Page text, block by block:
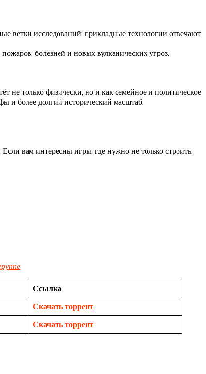
ветки исследований: прикладные технологии отвечают
болезней и новых вулканических угроз.
не только физически, но и как семейное и политическое
и более долгий исторический масштаб.
вам интересны игры, где нужно не только строить,
Ссылка
Скачать торрент
Скачать торрент